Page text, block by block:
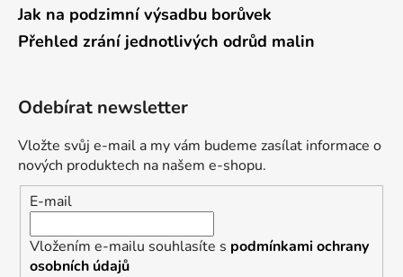
Jak na podzimní výsadbu borůvek
Přehled zrání jednotlivých odrůd malin
Odebírat newsletter
Vložte svůj e-mail a my vám budeme zasílat informace o
nových produktech na našem e-shopu.
E-mail
Vložením e-mailu souhlasíte s podmínkami ochrany
osobních údajů